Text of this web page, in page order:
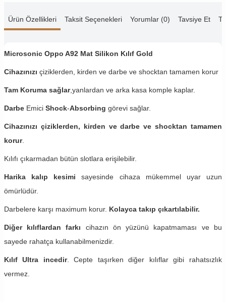
Ürün Özellikleri Taksit Seçenekleri Yorumlar (0) Tavsiye Et
Microsonic Oppo A92 Mat Silikon Kılıf Gold
Cihazınızı çiziklerden, kirden ve darbe ve shocktan tamamen korur
Tam Koruma sağlar,yanlardan ve arka kasa komple kaplar.
Darbe Emici Shock-Absorbing görevi sağlar.
Cihazınızı çiziklerden, kirden ve darbe ve shocktan tamamen
korur.
Kılıfı çıkarmadan bütün slotlara erişilebilir.
Harika kalıp kesimi sayesinde cihaza mükemmel uyar uzun
ömürlüdür.
Darbelere karşı maximum korur. Kolayca takıp çıkartılabilir.
Diğer kılıflardan farkı cihazın ön yüzünü kapatmaması ve bu
sayede rahatça kullanabilmenizdir.
Kılıf Ultra incedir. Cepte taşırken diğer kılıflar gibi rahatsızlık
vermez.